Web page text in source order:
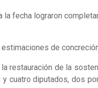
fecha lograron
de
restauración de la
cuatro diputados, dos